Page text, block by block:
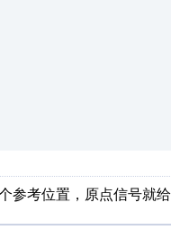
参考位置，原点信号就